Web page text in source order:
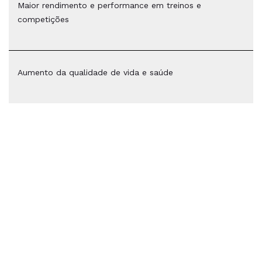
Maior rendimento e performance em treinos e
competições
Aumento da qualidade de vida e saúde